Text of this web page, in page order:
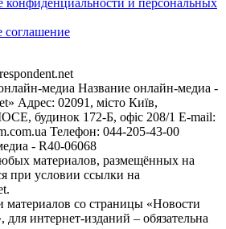
конфиденциальности и персональных
соглашение
медиа Название онлайн-медиа -
Адрес: 02091, місто Київ,
будинок 172-Б, офіс 208/1 E-mail:
Телефон: 044-205-43-00
- R40-06068
материалов, размещённых на
при условии ссылки на
со страницы «Новости
интернет-изданий – обязательна